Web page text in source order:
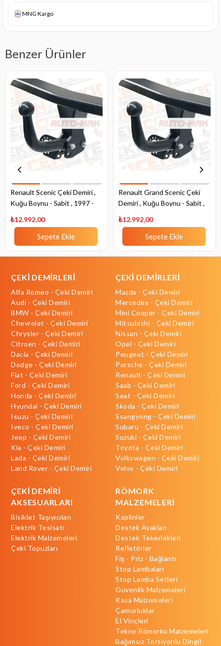
MNG Kargo
Benzer Ürünler
Renault Scenic Çeki Demiri ,
Kuğu Boynu - Sabit , 1997 -
₺12.992,00
Sepete Ekle
Renault Grand Scenic Çeki
Demiri , Kuğu Boynu - Sabit ,
₺12.992,00
Sepete Ekle
ÇEKİ DEMİRLERİ
Alfa Romeo - Çeki Demiri
Audi - Çeki Demiri
BMW - Çeki Demiri
Chevrolet - Çeki Demiri
Chrysler - Çeki Demiri
Citroen - Çeki Demiri
Dacia - Çeki Demiri
Dodge - Çeki Demiri
Fiat - Çeki Demiri
Ford - Çeki Demiri
Honda - Çeki Demiri
Hyundai - Çeki Demiri
Isuzu - Çeki Demiri
Iveco - Çeki Demiri
Jeep - Çeki Demiri
Kia - Çeki Demiri
Lada - Çeki Demiri
Land Rover - Çeki Demiri
ÇEKİ DEMİRLERİ
Mazda - Çeki Demiri
Mercedes - Çeki Demiri
Mini Cooper - Çeki Demiri
Mitsubishi - Çeki Demiri
Nissan - Çeki Demiri
Opel - Çeki Demiri
Peugeot - Çeki Demiri
Porsche - Çeki Demiri
Renault - Çeki Demiri
Saab - Çeki Demiri
Seat - Çeki Demiri
Skoda - Çeki Demiri
Ssangyong - Çeki Demiri
Subaru - Çeki Demiri
Suzuki - Çeki Demiri
Toyota - Çeki Demiri
Volkswagen - Çeki Demiri
Volvo - Çeki Demiri
ÇEKİ DEMİRİ
AKSESUARLARI
Bisiklet Taşıyıcıları
Elektrik Tesisatı
Elektrik Malzemeleri
Çeki Topuzları
RÖMORK
MALZEMELERİ
Kaplinler
Destek Ayakları
Destek Tekerlekleri
Refletörler
Fiş - Priz - Bağlantı
Stop Lambaları
Stop Lamba Setleri
Güvenlik Malzemeleri
Kasa Malzemeleri
Çamurluklar
El Vinçleri
Tekne Römorku Malzemeleri
Bağımsız Torsiyonlu Dingil